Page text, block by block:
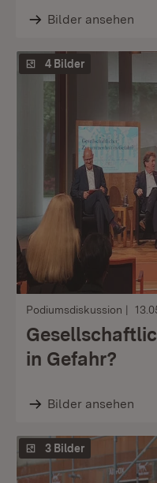
Bilder ansehen
4 Bilder
Podiumsdiskussion
in Gefahr?
Bilder ansehen
3 Bilder